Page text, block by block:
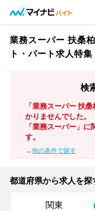
業務スーパー 扶桑
ト・パート求人特集
検
「業務スーパー 扶
かりませんでした。
「業務スーパー」
す。
→他の条件で探す
都道府県から求人を探
関東